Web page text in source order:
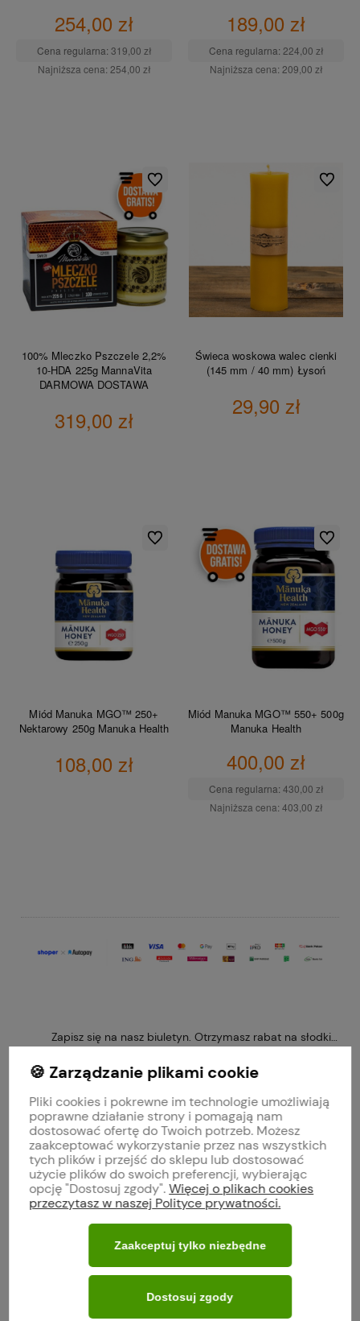
254,00 zł
Cena regularna: 319,00 zł
Najniższa cena: 254,00 zł
189,00 zł
Cena regularna: 224,00 zł
Najniższa cena: 209,00 zł
100% Mleczko Pszczele 2,2%
10-HDA 225g MannaVita
DARMOWA DOSTAWA
319,00 zł
Do ulubionych
Świeca woskowa walec cienki
(145 mm / 40 mm) Łysoń
29,90 zł
Do
Miód Manuka MGO™ 250+
Nektarowy 250g Manuka Health
108,00 zł
Do ulubionych
Miód Manuka MGO™ 550+ 500g
Manuka Health
400,00 zł
Cena regularna: 430,00 zł
Najniższa cena: 403,00 zł
Do
Zapisz się na nasz biuletyn. Otrzymasz rabat na słodkie
polityce prywatności
Obserwuj nas na
MOJE KONTO
🍪 Zarządzanie plikami cookie
Pliki cookies i pokrewne im technologie umożliwiają
poprawne działanie strony i pomagają nam
dostosować ofertę do Twoich potrzeb. Możesz
zaakceptować wykorzystanie przez nas wszystkich
tych plików i przejść do sklepu lub dostosować
użycie plików do swoich preferencji, wybierając
opcję "Dostosuj zgody". Więcej o plikach cookies
przeczytasz w naszej Polityce prywatności.
Zaakceptuj tylko niezbędne
Dostosuj zgody